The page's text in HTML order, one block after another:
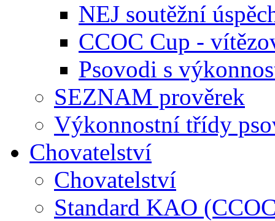
NEJ soutěžní
CCOC Cup -
Psovodi s
SEZNAM prověrek
Výkonnostní třídy
Chovatelství
Chovatelství
Standard KAO